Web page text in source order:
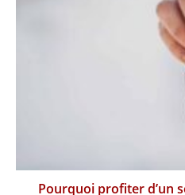
Pourquoi profiter d’un